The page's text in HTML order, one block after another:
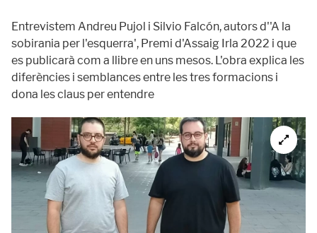
Entrevistem Andreu Pujol i Silvio Falcón, autors d''A la
sobirania per l'esquerra', Premi d'Assaig Irla 2022 i que
es publicarà com a llibre en uns mesos. L'obra explica les
diferències i semblances entre les tres formacions i
dona les claus per entendre